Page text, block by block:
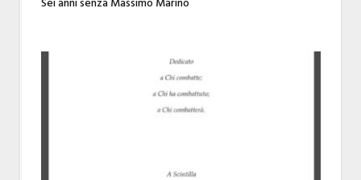
Sei anni senza Massimo Marino